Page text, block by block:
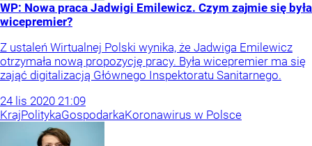
WP: Nowa praca Jadwigi Emilewicz. Czym zajmie się była
wicepremier?
Z ustaleń Wirtualnej Polski wynika, że Jadwiga Emilewicz
otrzymała nową propozycję pracy. Była wicepremier ma się
zająć digitalizacją Głównego Inspektoratu Sanitarnego.
24 lis 2020 21:09
KrajPolitykaGospodarkaKoronawirus w Polsce